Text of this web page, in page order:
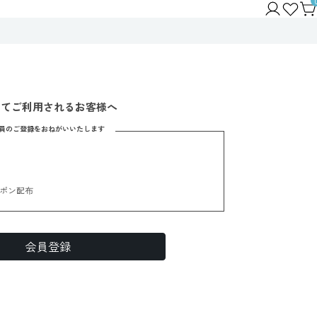
ご利用されるお客様へ
のご登録をおねがいいたします
ン配布
会員登録